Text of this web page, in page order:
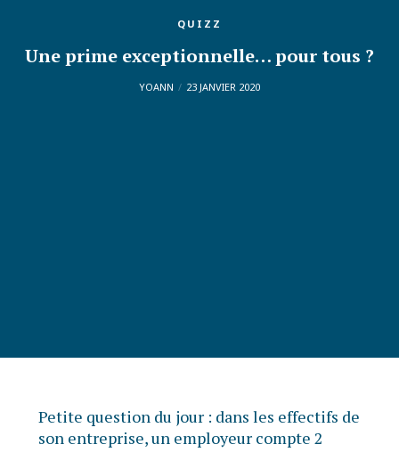
QUIZZ
Une prime exceptionnelle… pour tous ?
YOANN 23 JANVIER 2020
Petite question du jour : dans les effectifs de
son entreprise, un employeur compte 2